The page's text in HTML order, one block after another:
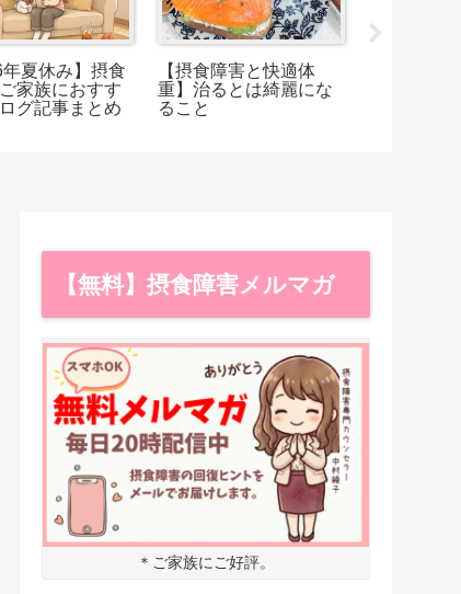
年夏休み】摂食
家族におすす
グ記事まとめ
【摂食障害と快適体
重】治るとは綺麗にな
ること
【無料】摂食障害メルマガ
＊ご家族にご好評。